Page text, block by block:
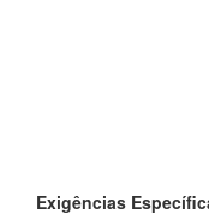
Exigências